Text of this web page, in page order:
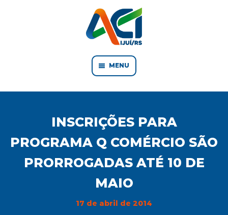
MENU
INSCRIÇÕES PARA
PROGRAMA Q COMÉRCIO SÃO
PRORROGADAS ATÉ 10 DE
MAIO
17 de abril de 2014